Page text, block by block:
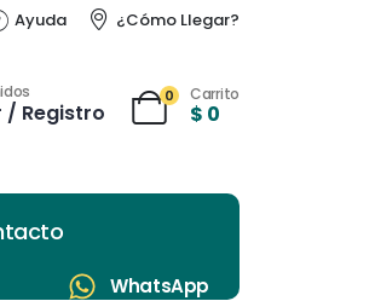
Ayuda ¿Cómo Llegar?
/ Registro
0 Carrito
$ 0
WhatsApp